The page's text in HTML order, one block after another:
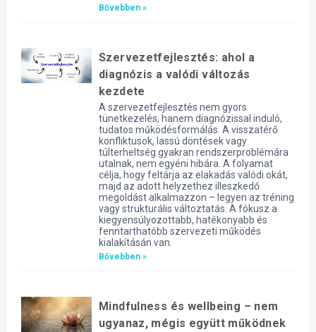
Bővebben »
Szervezetfejlesztés: ahol a
diagnózis a valódi változás
kezdete
A szervezetfejlesztés nem gyors
tünetkezelés, hanem diagnózissal induló,
tudatos működésformálás. A visszatérő
konfliktusok, lassú döntések vagy
túlterheltség gyakran rendszerproblémára
utalnak, nem egyéni hibára. A folyamat
célja, hogy feltárja az elakadás valódi okát,
majd az adott helyzethez illeszkedő
megoldást alkalmazzon – legyen az tréning
vagy strukturális változtatás. A fókusz a
kiegyensúlyozottabb, hatékonyabb és
fenntarthatóbb szervezeti működés
kialakításán van.
Bővebben »
Mindfulness és wellbeing – nem
ugyanaz, mégis együtt működnek